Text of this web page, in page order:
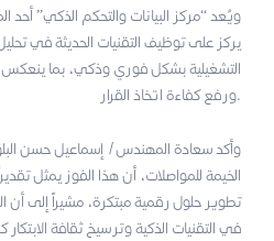
ويُعد “مركز البيانات والتحكم الذكي” أحد
يركز على توظيف التقنيات الحديثة في تحليل
التشغيلية بشكل فوري وذكي، بما ينعكس
وأكد سعادة المهندس/ إسماعيل حسن
الخيمة للمواصلات، أن هذا الفوز يمثل
تطوير حلول رقمية مبتكرة، مشيراً إلى أن
في التقنيات الذكية وترسيخ ثقافة